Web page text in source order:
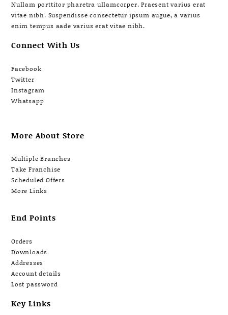
Nullam porttitor pharetra ullamcorper. Praesent varius erat
vitae nibh. Suspendisse consectetur ipsum augue, a varius
enim tempus aade varius erat vitae nibh.
Connect With Us
Facebook
Twitter
Instagram
Whatsapp
More About Store
Multiple Branches
Take Franchise
Scheduled Offers
More Links
End Points
Orders
Downloads
Addresses
Account details
Lost password
Key Links